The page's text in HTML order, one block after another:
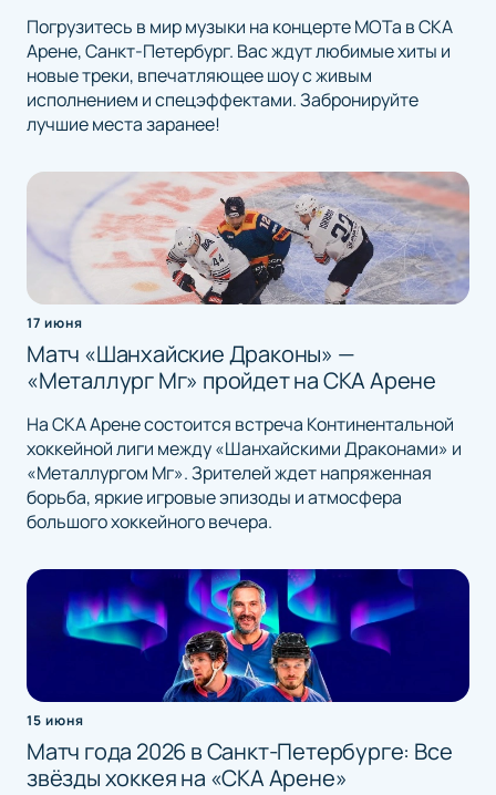
Погрузитесь в мир музыки на концерте МОТа в СКА
Арене, Санкт-Петербург. Вас ждут любимые хиты и
новые треки, впечатляющее шоу с живым
исполнением и спецэффектами. Забронируйте
лучшие места заранее!
17 июня
Матч «Шанхайские Драконы» —
«Металлург Мг» пройдет на СКА Арене
На СКА Арене состоится встреча Континентальной
хоккейной лиги между «Шанхайскими Драконами» и
«Металлургом Мг». Зрителей ждет напряженная
борьба, яркие игровые эпизоды и атмосфера
большого хоккейного вечера.
15 июня
Матч года 2026 в Санкт-Петербурге: Все
звёзды хоккея на «СКА Арене»